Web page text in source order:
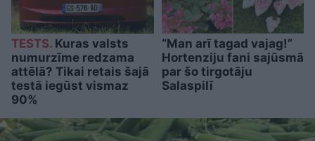
TESTS. Kuras valsts
numurzīme redzama
attēlā? Tikai retais šajā
testā iegūst vismaz
90%
“Man arī tagad vajag!”
Hortenziju fani sajūsmā
par šo tirgotāju
Salaspilī